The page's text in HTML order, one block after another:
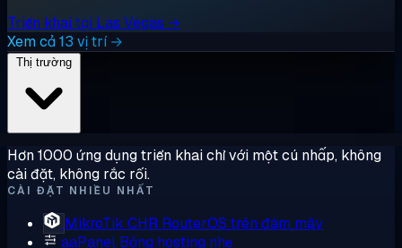
Triển khai tại Las Vegas →
Xem cả 13 vị trí →
Hơn 1000 ứng dụng triển khai chỉ với một cú nhấp, không
cài đặt, không rắc rối.
CÀI ĐẶT NHIỀU NHẤT
MikroTik CHR RouterOS trên đám mây
aaPanel Bảng hosting nhẹ